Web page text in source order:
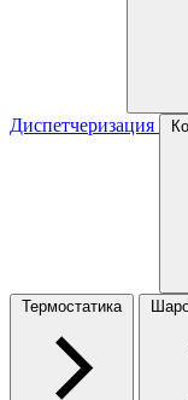
Диспетчеризация
Термостатика